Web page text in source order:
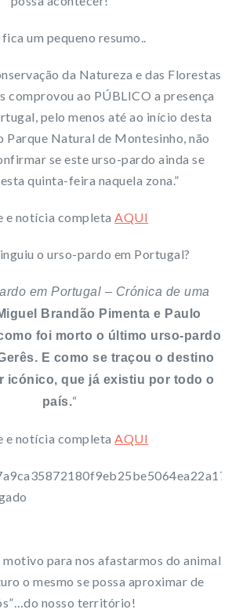
um pequeno resumo..
da Natureza e das Florestas
comprovou ao PÚBLICO a presença
pelo menos até ao início desta
Parque Natural de Montesinho, não
se este urso-pardo ainda se
quinta-feira naquela zona.”
e notícia completaAQUI
o urso-pardo em Portugal?
em Portugal – Crónica de uma
Brandão Pimenta e Paulo
foi morto o último urso-pardo
E como se traçou o destino
icónico, que já existiu por todo o
país.“
e notícia completaAQUI
para nos afastarmos do animal
o mesmo se possa aproximar de
nosso território!